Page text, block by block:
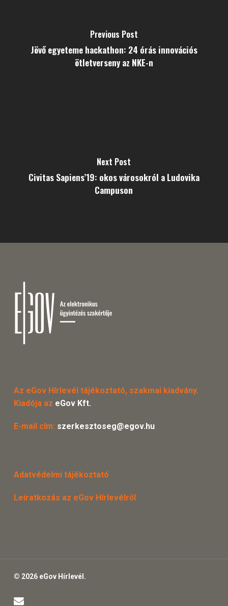
Previous Post
Jövő egyeteme hackathon: 24 órás innovációs
ötletverseny az NKE-n
Next Post
Civitas Sapiens’19: okos városokról a Ludovika
Campuson
Az eGov Hírlevél tájékoztató, szakmai kiadvány.
Kiadója az eGov Kft.
E-mail cím: szerkesztoseg@egov.hu
Adatvédelmi tájékoztató
Leiratkozás az eGov Hírlevélről
© 2026 eGov Hírlevél.
email